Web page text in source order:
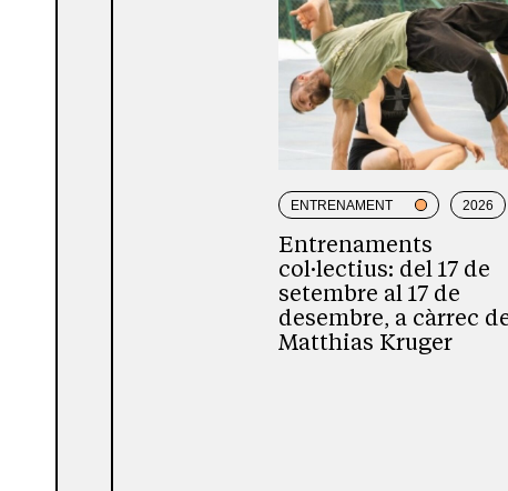
ENTRENAMENT 2026
Entrenaments
col·lectius: del 17 de
setembre al 17 de
desembre, a càrrec
Matthias Kruger